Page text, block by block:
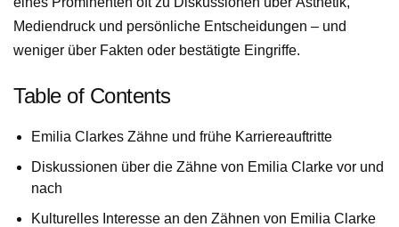
Mediendruck und persönliche Entscheidungen – und
weniger über Fakten oder bestätigte Eingriffe.
Table of Contents
Emilia Clarkes Zähne und frühe Karriereauftritte
Diskussionen über die Zähne von Emilia Clarke vor und
nach
Kulturelles Interesse an den Zähnen von Emilia Clarke